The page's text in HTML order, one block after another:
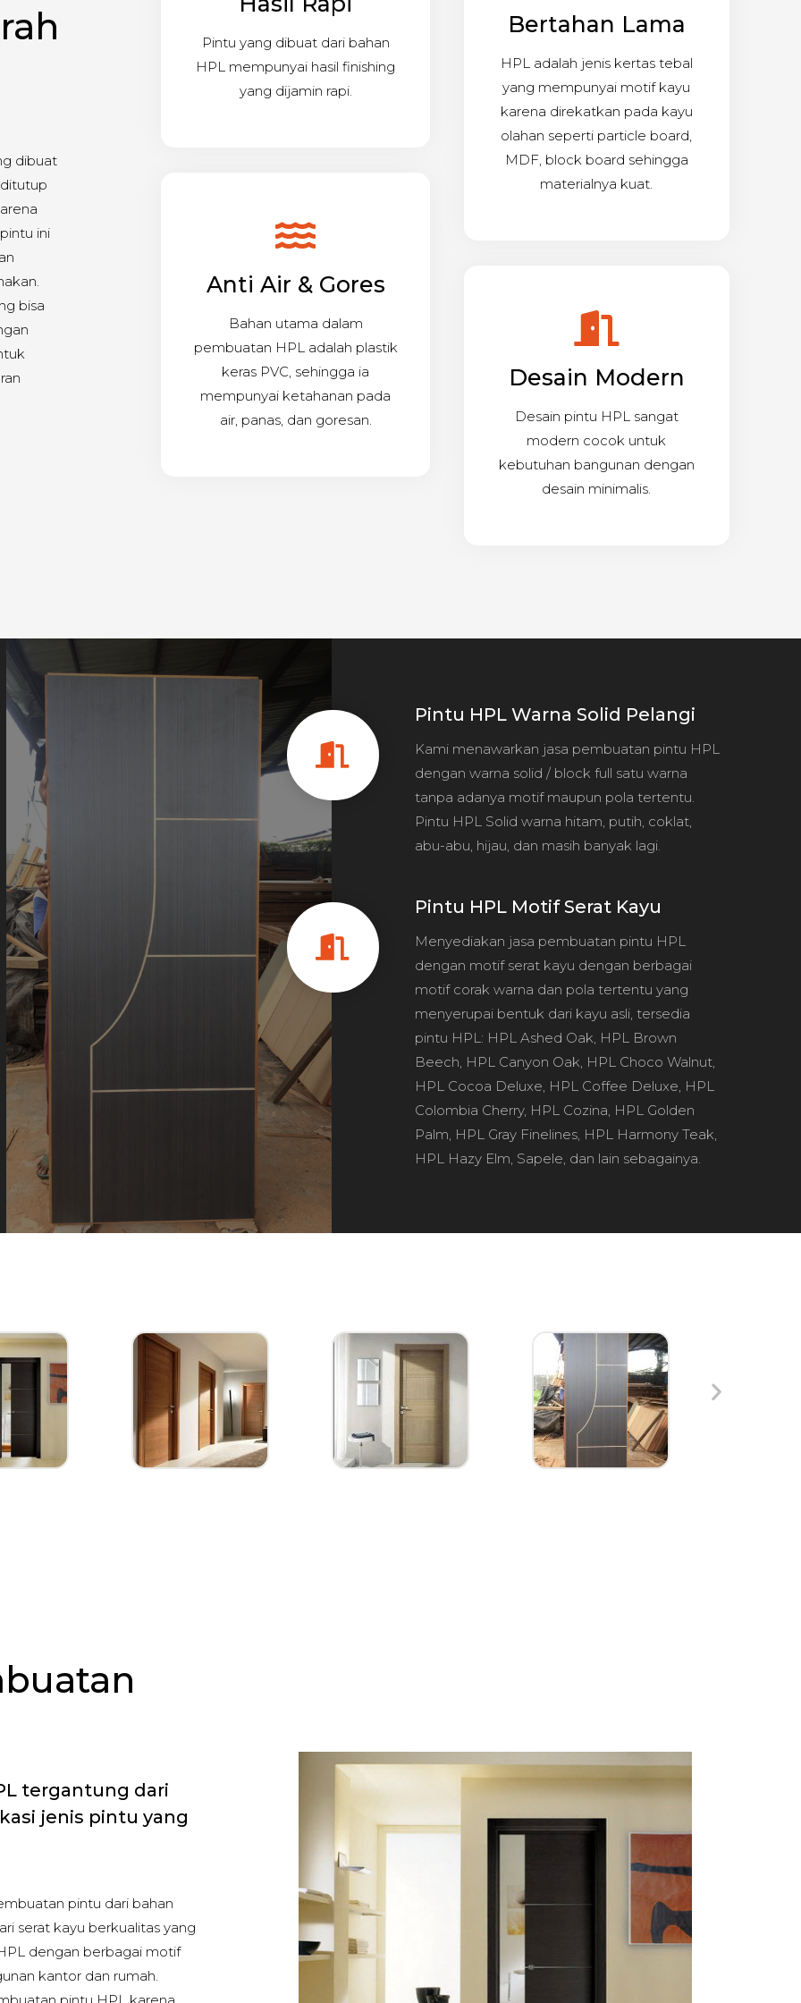
dibuat
ini
bisa
Pintu yang dibuat dari bahan
HPL mempunyai hasil finishing
yang dijamin rapi.
Anti Air & Gores
Bahan utama dalam
pembuatan HPL adalah plastik
keras PVC, sehingga ia
mempunyai ketahanan pada
air, panas, dan goresan.
Bertahan Lama
HPL adalah jenis kertas tebal
yang mempunyai motif kayu
karena direkatkan pada kayu
olahan seperti particle board,
MDF, block board sehingga
materialnya kuat.
Desain Modern
Desain pintu HPL sangat
modern cocok untuk
kebutuhan bangunan dengan
desain minimalis.
Pintu HPL Warna Solid Pelangi
Kami menawarkan jasa pembuatan pintu HPL
dengan warna solid / block full satu warna
tanpa adanya motif maupun pola tertentu.
Pintu HPL Solid warna hitam, putih, coklat,
abu-abu, hijau, dan masih banyak lagi.
Pintu HPL Motif Serat Kayu
Menyediakan jasa pembuatan pintu HPL
dengan motif serat kayu dengan berbagai
motif corak warna dan pola tertentu yang
menyerupai bentuk dari kayu asli, tersedia
pintu HPL: HPL Ashed Oak, HPL Brown
Beech, HPL Canyon Oak, HPL Choco Walnut,
HPL Cocoa Deluxe, HPL Coffee Deluxe, HPL
Colombia Cherry, HPL Cozina, HPL Golden
Palm, HPL Gray Finelines, HPL Harmony Teak,
HPL Hazy Elm, Sapele, dan lain sebagainya.
tergantung dari
jenis pintu yang
pintu dari bahan
serat kayu berkualitas yang
dengan berbagai motif
kantor dan rumah.